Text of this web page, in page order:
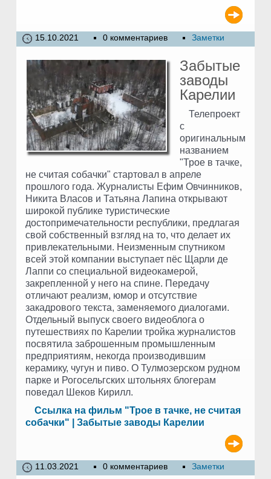
15.10.2021 0 комментариев Заметки
Забытые
заводы
Карелии
Телепроект
с
оригинальным
названием
"Трое в тачке,
не считая собачки" стартовал в апреле
прошлого года. Журналисты Ефим Овчинников,
Никита Власов и Татьяна Лапина открывают
широкой публике туристические
достопримечательности республики, предлагая
свой собственный взгляд на то, что делает их
привлекательными. Неизменным спутником
всей этой компании выступает пёс Щарли де
Лаппи со специальной видеокамерой,
закрепленной у него на спине. Передачу
отличают реализм, юмор и отсутствие
закадрового текста, заменяемого диалогами.
Отдельный выпуск своего видеоблога о
путешествиях по Карелии тройка журналистов
посвятила заброшенным промышленным
предприятиям, некогда производившим
керамику, чугун и пиво. О Тулмозерском рудном
парке и Рогосельгских штольнях блогерам
поведал Шеков Кирилл.
Ссылка на фильм "Трое в тачке, не считая
собачки" | Забытые заводы Карелии
11.03.2021 0 комментариев Заметки